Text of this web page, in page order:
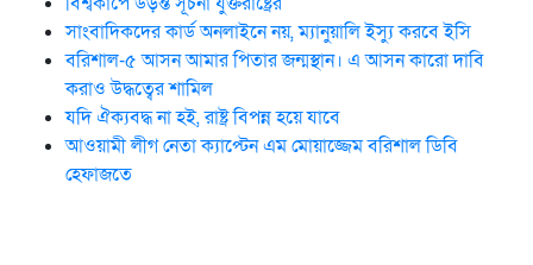
সাংবাদিকদের কার্ড অনলাইনে নয়, ম্যানুয়ালি ইস্যু করবে ইসি
বরিশাল-৫ আসন আমার পিতার জন্মস্থান। এ আসন কারো দাবি
করাও উদ্ধত্বের শামিল
যদি ঐক্যবদ্ধ না হই, রাষ্ট্র বিপন্ন হয়ে যাবে
আওয়ামী লীগ নেতা ক্যাপ্টেন এম মোয়াজ্জেম বরিশাল ডিবি
হেফাজতে